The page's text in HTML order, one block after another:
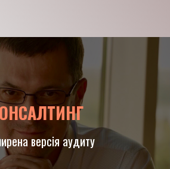
версія аудиту